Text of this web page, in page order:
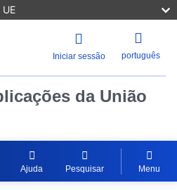
Iniciar sessão português
da União
Ajuda Pesquisar Menu